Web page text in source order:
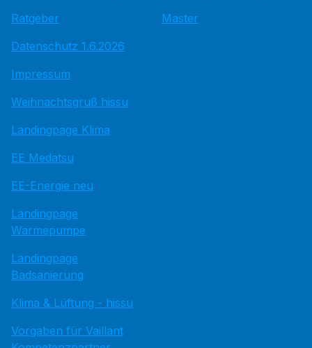
Ratgeber
Datenschutz 1.6.2026
Impressum
Weihnachtsgruß hissu
Landingpage Klima
EE Medatsu
EE-Energie neu
Landingpage
Wärmepumpe
Landingpage
Badsanierung
Klima & Lüftung - hissu
Vorgaben für Vaillant
Master